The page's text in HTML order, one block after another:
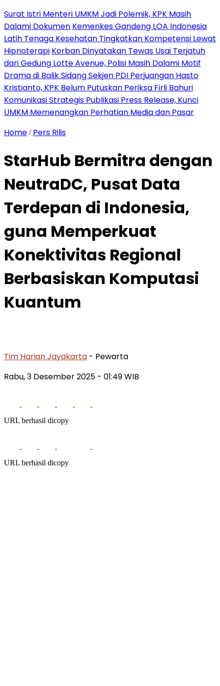
Surat Istri Menteri UMKM Jadi Polemik, KPK Masih
Dalami Dokumen Kemenkes Gandeng LOA Indonesia
Latih Tenaga Kesehatan Tingkatkan Kompetensi Lewat
Hipnoterapi Korban Dinyatakan Tewas Usai Terjatuh
dari Gedung Lotte Avenue, Polisi Masih Dalami Motif
Drama di Balik Sidang Sekjen PDI Perjuangan Hasto
Kristianto, KPK Belum Putuskan Periksa Firli Bahuri
Komunikasi Strategis Publikasi Press Release, Kunci
UMKM Memenangkan Perhatian Media dan Pasar
Home / Pers Rilis
StarHub Bermitra dengan
NeutraDC, Pusat Data
Terdepan di Indonesia,
guna Memperkuat
Konektivitas Regional
Berbasiskan Komputasi
Kuantum
Tim Harian Jayakarta - Pewarta
Rabu, 3 Desember 2025 - 01:49 WIB
URL berhasil dicopy
URL berhasil dicopy